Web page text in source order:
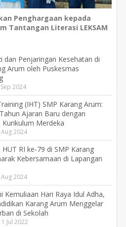
Penghargaan kepada
Tantangan Literasi LEKSAM
dan Penjaringan Kesehatan di
Arum oleh Puskesmas
2024
(IHT) SMP Karang Arum:
Ajaran Baru dengan
Kurikulum Merdeka
2024
RI ke-79 di SMP Karang
Kebersamaan di Lapangan
2024
Kemuliaan Hari Raya Idul Adha,
Karang Arum Menggelar
di Sekolah
Jul 2022